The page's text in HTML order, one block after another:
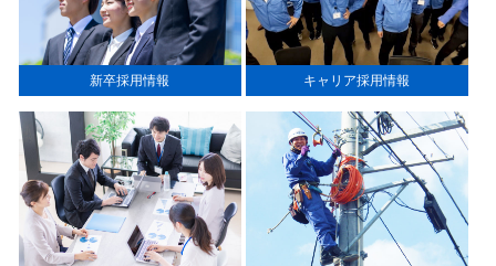
新卒採用情報 キャリア採用情報